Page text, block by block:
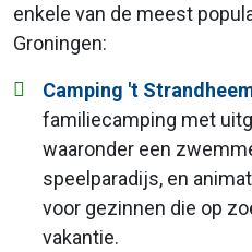
enkele van de meest
Groningen:
Camping 't
familiecamping met
waaronder een
speelparadijs, en
voor gezinnen die op
vakantie.